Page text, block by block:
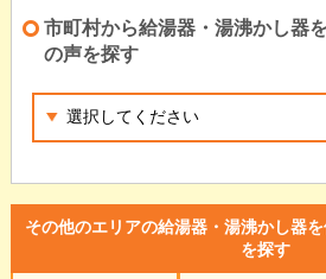
市町村から給湯器・湯沸かし器
の声を探す
その他のエリアの給湯器・湯沸かし器
を探す